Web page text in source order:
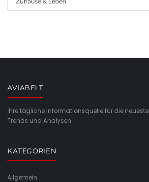
AVIABELT
Ihre tägliche Informationsquelle für die
Trends und Analysen.
KATEGORIEN
Allgemein